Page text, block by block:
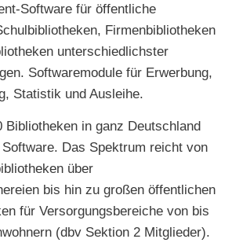
Software für öffentliche
Firmenbibliotheken
unterschiedlichster
Softwaremodule für Erwerbung,
Statistik und Ausleihe.
Bibliotheken in ganz Deutschland
Das Spektrum reicht von
über
bis hin zu großen öffentlichen
für Versorgungsbereiche von bis
(dbv Sektion 2 Mitglieder).